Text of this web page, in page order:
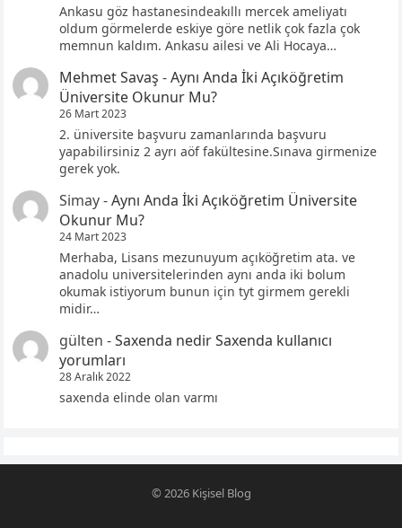
Ankasu göz hastanesindeakıllı mercek ameliyatı
oldum görmelerde eskiye göre netlik çok fazla çok
memnun kaldım. Ankasu ailesi ve Ali Hocaya…
Mehmet Savaş -Aynı Anda İki Açıköğretim
Üniversite Okunur Mu?
26 Mart 2023
2. üniversite başvuru zamanlarında başvuru
yapabilirsiniz 2 ayrı aöf fakültesine.Sınava girmenize
gerek yok.
Simay-Aynı Anda İki Açıköğretim Üniversite
Okunur Mu?
24 Mart 2023
Merhaba, Lisans mezunuyum açıköğretim ata. ve
anadolu universitelerinden aynı anda iki bolum
okumak istiyorum bunun için tyt girmem gerekli
midir…
gülten -Saxenda nedir Saxenda kullanıcı
yorumları
28 Aralık 2022
saxenda elinde olan varmı
© 2026 Kişisel Blog